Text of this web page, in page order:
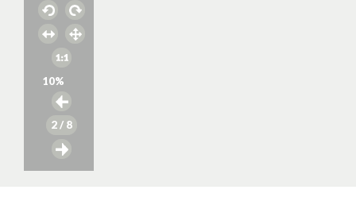
10%
2/ 8